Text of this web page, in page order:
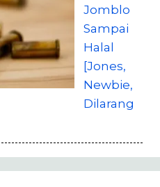
Jomblo
Sampai
Halal
[Jones,
Newbie,
Dilarang